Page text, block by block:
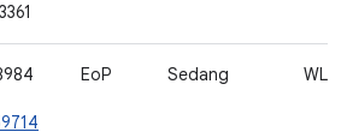
EoP Sedang